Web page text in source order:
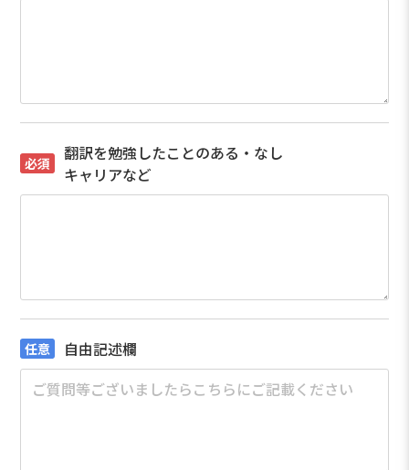
翻訳を勉強したことのある・なし
キャリアなど
自由記述欄